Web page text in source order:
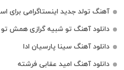
آهنگ تولد جدید اینستاگرامی برای
دانلود آهنگ تو شبیه گرازی همش
دانلود آهنگ سینا پارسیان ادا
دانلود آهنگ امید عقابی فرشته